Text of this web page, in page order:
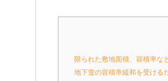
限られた敷地面積、容積率な
地下室の容積率緩和を受ける